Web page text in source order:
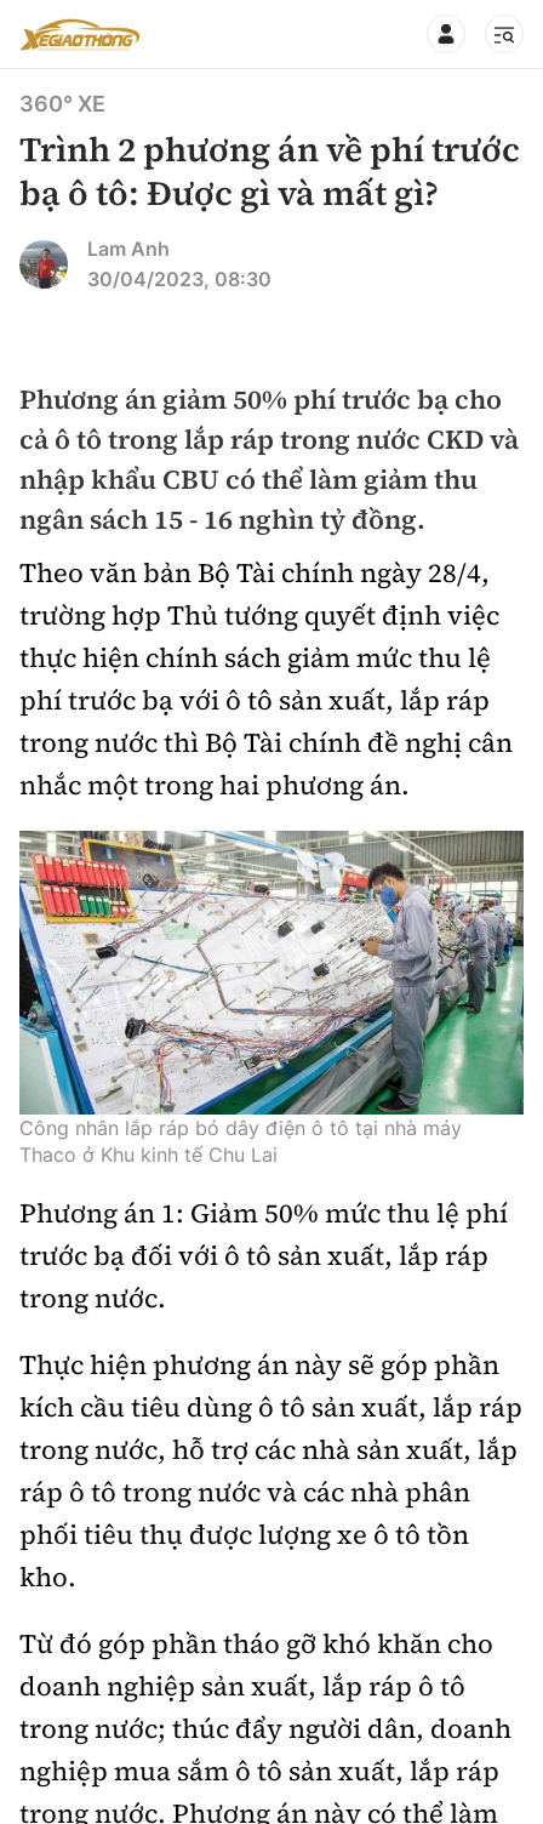
360° xe
Hạ tầng phương tiện
Góc nhìn
Tâm điểm
Xe du lịch
Xe chuyên dụng
Xe máy
Đánh giá xe
Đánh giá xe mới
So sánh
Xếp hạng xe
Lái mới
Tư vấn sử dụng
Chọn xe
Lái xe an toàn
Bảo hiểm xe
Sản phẩm bảo hiểm
Bồi thường bảo hiểm
Xe xanh
Video
Review xe
Tư vấn
Ảnh
Ô tô
Xe máy
Cơ quan chủ quản: Bộ Xây dựng
Tổng biên tập:Nguyễn Thị Hồng Nga
Trưởng ban Ô tô - Xe máy:Nguyễn Tiến Mạnh
Giấy phép số: 03/GP-BC, cấp ngày 22/4/2025
Tòa soạn: Số 2 Nguyễn Công Hoan, phường Giảng Võ,
Hotline: 0967 376 459;
Email:bandoc@baoxaydung.vn
Thông tin tòa soạn
360° XE
Trình 2 phương án về phí trước
bạ ô tô: Được gì và mất gì?
Lam Anh
30/04/2023, 08:30
Phương án giảm 50% phí trước bạ cho
cả ô tô trong lắp ráp trong nước CKD và
nhập khẩu CBU có thể làm giảm thu
ngân sách 15 - 16 nghìn tỷ đồng.
Theo văn bản Bộ Tài chính ngày 28/4,
trường hợp Thủ tướng quyết định việc
thực hiện chính sách giảm mức thu lệ
phí trước bạ với ô tô sản xuất, lắp ráp
trong nước thì Bộ Tài chính đề nghị cân
nhắc một trong hai phương án.
Công nhân lắp ráp bó dây điện ô tô tại nhà máy
Thaco ở Khu kinh tế Chu Lai
Phương án 1: Giảm 50% mức thu lệ phí
trước bạ đối với ô tô sản xuất, lắp ráp
trong nước.
Thực hiện phương án này sẽ góp phần
kích cầu tiêu dùng ô tô sản xuất, lắp ráp
trong nước, hỗ trợ các nhà sản xuất, lắp
ráp ô tô trong nước và các nhà phân
phối tiêu thụ được lượng xe ô tô tồn
kho.
Từ đó góp phần tháo gỡ khó khăn cho
doanh nghiệp sản xuất, lắp ráp ô tô
trong nước; thúc đẩy người dân, doanh
nghiệp mua sắm ô tô sản xuất, lắp ráp
trong nước. Phương án này có thể làm